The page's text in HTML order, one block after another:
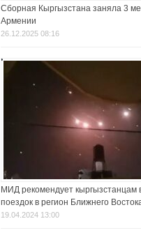
Сборная Кыргызстана заняла 3
Армении
26.12.2025 08:16
МИД рекомендует кыргызстанцам
поездок в регион Ближнего
19.04.2024 13:00